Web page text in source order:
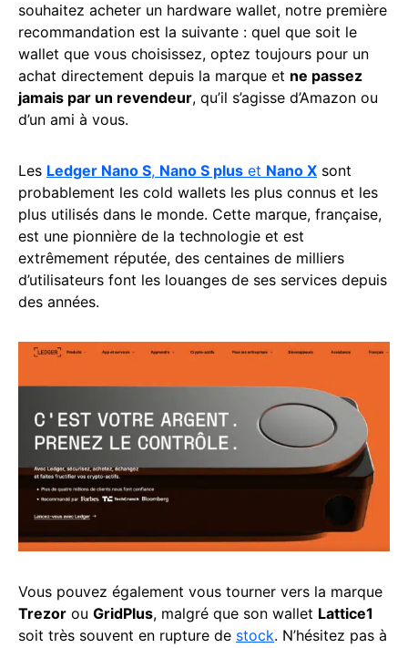
souhaitez acheter un hardware wallet, notre première
recommandation est la suivante : quel que soit le
wallet que vous choisissez, optez toujours pour un
achat directement depuis la marque et ne passez
jamais par un revendeur, qu’il s’agisse d’Amazon ou
d’un ami à vous.
Les Ledger Nano S, Nano S plus et Nano X sont
probablement les cold wallets les plus connus et les
plus utilisés dans le monde. Cette marque, française,
est une pionnière de la technologie et est
extrêmement réputée, des centaines de milliers
d’utilisateurs font les louanges de ses services depuis
des années.
Vous pouvez également vous tourner vers la marque
Trezor ou GridPlus, malgré que son wallet Lattice1
soit très souvent en rupture de stock. N’hésitez pas à